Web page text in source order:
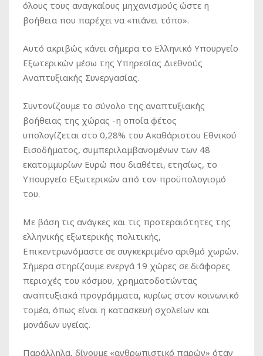
όλους τους αναγκαίους μηχανισμούς ώστε η
βοήθεια που παρέχει να «πιάνει τόπο».
Αυτό ακριβώς κάνει σήμερα το Ελληνικό Υπουργείο
Εξωτερικών μέσω της Υπηρεσίας Διεθνούς
Αναπτυξιακής Συνεργασίας.
Συντονίζουμε το σύνολο της αναπτυξιακής
βοήθειας της χώρας -η οποία φέτος
υπολογίζεται στο 0,28% του Ακαθάριστου Εθνικού
Εισοδήματος, συμπεριλαμβανομένων των 48
εκατομμυρίων Ευρώ που διαθέτει, ετησίως, το
Υπουργείο Εξωτερικών από τον προϋπολογισμό
του.
Με βάση τις ανάγκες και τις προτεραιότητες της
ελληνικής εξωτερικής πολιτικής,
Επικεντρωνόμαστε σε συγκεκριμένο αριθμό χωρών.
Σήμερα στηρίζουμε ενεργά 19 χώρες σε διάφορες
περιοχές του κόσμου, χρηματοδοτώντας
αναπτυξιακά προγράμματα, κυρίως στον κοινωνικό
τομέα, όπως είναι η κατασκευή σχολείων και
μονάδων υγείας.
Παράλληλα, δίνουμε «ανθρωπιστικό παρών» όταν